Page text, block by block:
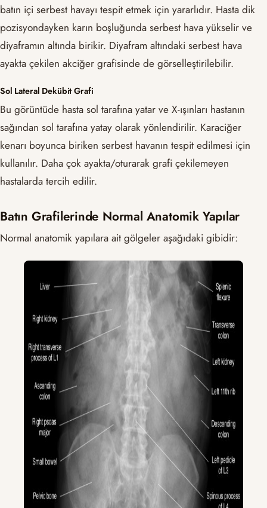
batın içi serbest havayı tespit etmek için yararlıdır. Hasta dik
pozisyondayken karın boşluğunda serbest hava yükselir ve
diyaframın altında birikir. Diyafram altındaki serbest hava
ayakta çekilen akciğer grafisinde de görselleştirilebilir.
Sol Lateral Dekübit Grafi
Bu görüntüde hasta sol tarafına yatar ve X-ışınları hastanın
sağından sol tarafına yatay olarak yönlendirilir. Karaciğer
kenarı boyunca biriken serbest havanın tespit edilmesi için
kullanılır. Daha çok ayakta/oturarak grafi çekilemeyen
hastalarda tercih edilir.
Batın Grafilerinde Normal Anatomik Yapılar
Normal anatomik yapılara ait gölgeler aşağıdaki gibidir: